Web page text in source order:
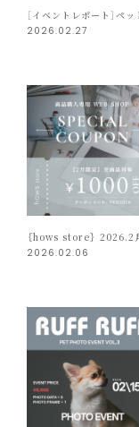
2026.02.27
2026.02.06